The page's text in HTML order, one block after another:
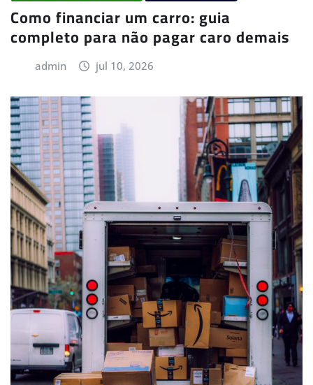
Como financiar um carro: guia
completo para não pagar caro demais
admin jul 10, 2026